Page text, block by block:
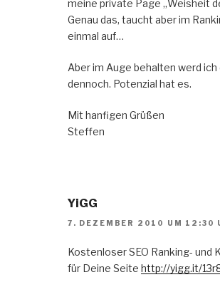
meine private Page „Weisheit
Genau das, taucht aber im
einmal auf…
Aber im Auge behalten werd ich
dennoch. Potenzial hat es.
Mit hanfigen Grüßen
Steffen
YiGG
7. DEZEMBER 2010 UM 12:30
Kostenloser SEO Ranking- und
für Deine Seite http://yigg.it/